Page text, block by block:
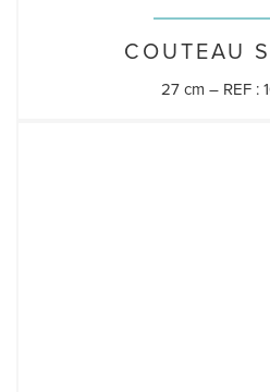
COUTEAU
27 cm – REF :